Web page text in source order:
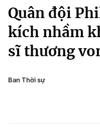
Chuyên mục
Chính trị
Xã hội
Pháp luật
Kinh tế
Thể thao
Truyền hình
Văn hóa - Giải trí
Công nghệ
Quân đội
kích nhầm
sĩ thương
Ban Thời sự